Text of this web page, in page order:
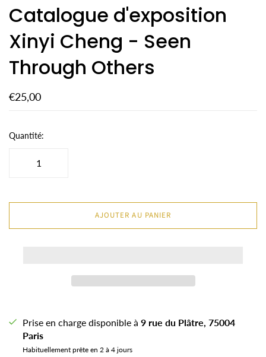
Catalogue d'exposition
Xinyi Cheng - Seen
Through Others
€25,00
Quantité:
AJOUTER AU PANIER
Prise en charge disponible à 9 rue du Plâtre, 75004
Paris
Habituellement prête en 2 à 4 jours